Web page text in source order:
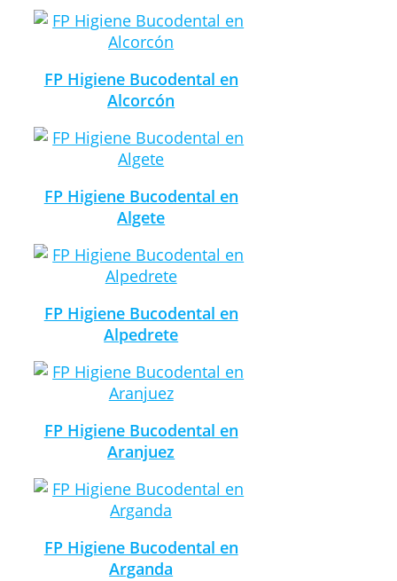
FP Higiene Bucodental en
Alcorcón
FP Higiene Bucodental en
Algete
FP Higiene Bucodental en
Alpedrete
FP Higiene Bucodental en
Aranjuez
FP Higiene Bucodental en
Arganda